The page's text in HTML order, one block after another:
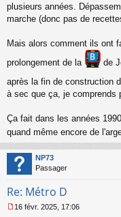
n
l
plusieurs années.
marche (donc pas de
Mais alors comment ils ont
prolongement de la
de
après la fin de construction
à sec que ça, je comprends
Ça fait dans les années
quand même encore de
NP73
Passager
Re: Métro D
16 févr. 2025, 17:06